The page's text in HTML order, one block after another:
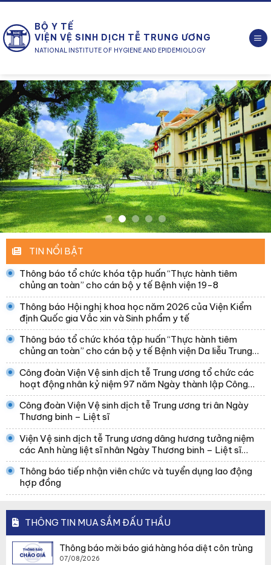
nội
dung
BỘ Y TẾ
VIỆN VỆ SINH DỊCH TỄ TRUNG ƯƠNG
NATIONAL INSTITUTE OF HYGIENE AND EPIDEMIOLOGY
TIN NỔI BẬT
Thông báo tổ chức khóa tập huấn “Thực hành tiêm
chủng an toàn” cho cán bộ y tế Bệnh viện 19-8
Thông báo Hội nghị khoa học năm 2026 của Viện Kiểm
định Quốc gia Vắc xin và Sinh phẩm y tế
Thông báo tổ chức khóa tập huấn “Thực hành tiêm
chủng an toàn” cho cán bộ y tế Bệnh viện Da liễu Trung
ương
Công đoàn Viện Vệ sinh dịch tễ Trung ương tổ chức các
hoạt động nhân kỷ niệm 97 năm Ngày thành lập Công
đoàn Việt Nam
Công đoàn Viện Vệ sinh dịch tễ Trung ương tri ân Ngày
Thương binh – Liệt sĩ
Viện Vệ sinh dịch tễ Trung ương dâng hương tưởng niệm
các Anh hùng liệt sĩ nhân Ngày Thương binh – Liệt sĩ
27/7
Thông báo tiếp nhận viên chức và tuyển dụng lao động
hợp đồng
THÔNG TIN MUA SẮM ĐẤU THẦU
Thông báo mời báo giá hàng hóa diệt côn trùng
07/08/2026